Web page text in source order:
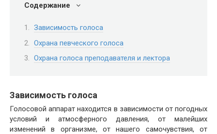
Содержание
Зависимость голоса
Охрана певческого голоса
Охрана голоса преподавателя и лектора
Зависимость голоса
Голосовой аппарат находится в зависимости от погодных
условий и атмосферного давления, от малейших
изменений в организме, от нашего самочувствия, от